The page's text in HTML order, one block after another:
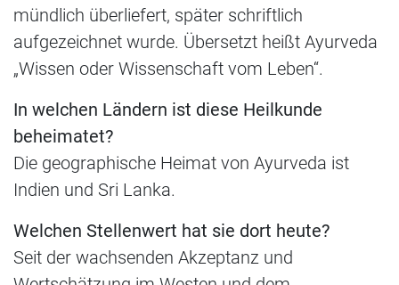
mündlich überliefert, später schriftlich
aufgezeichnet wurde. Übersetzt heißt Ayurveda
„Wissen oder Wissenschaft vom Leben“.
In welchen Ländern ist diese Heilkunde
beheimatet?
Die geographische Heimat von Ayurveda ist
Indien und Sri Lanka.
Welchen Stellenwert hat sie dort heute?
Seit der wachsenden Akzeptanz und